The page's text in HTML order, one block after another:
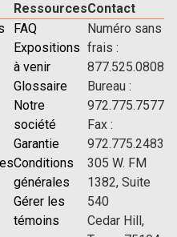
Ressources
FAQ
Expositions
à venir
Glossaire
Notre
société
Garantie
Conditions
générales
Gérer les
témoins
Contact
Numéro sans
frais :
877.525.0808
Bureau :
972.775.7577
Fax :
972.775.2483
305 W. FM
1382, Suite
540
Cedar Hill,